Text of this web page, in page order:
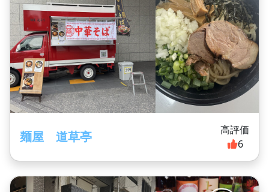
麺屋 道草亭
高評価
6